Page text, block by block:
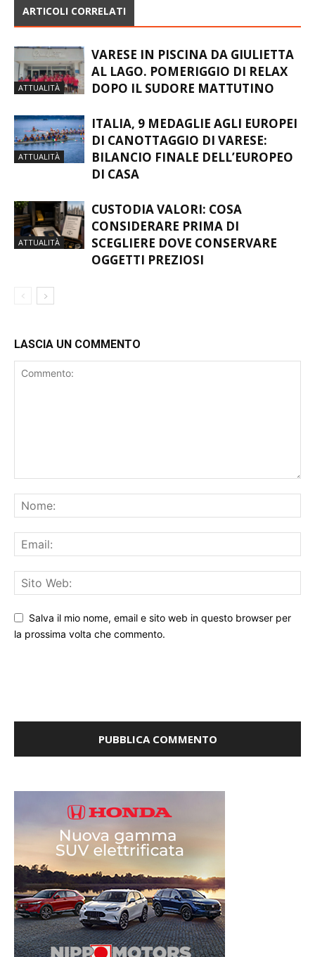
ARTICOLI CORRELATI
ATTUALITÀ
VARESE IN PISCINA DA GIULIETTA
AL LAGO. POMERIGGIO DI RELAX
DOPO IL SUDORE MATTUTINO
ATTUALITÀ
ITALIA, 9 MEDAGLIE AGLI EUROPEI
DI CANOTTAGGIO DI VARESE:
BILANCIO FINALE DELL’EUROPEO
DI CASA
ATTUALITÀ
CUSTODIA VALORI: COSA
CONSIDERARE PRIMA DI
SCEGLIERE DOVE CONSERVARE
OGGETTI PREZIOSI
LASCIA UN COMMENTO
Salva il mio nome, email e sito web in questo browser per
la prossima volta che commento.